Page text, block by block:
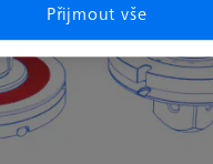
Přijmout vše